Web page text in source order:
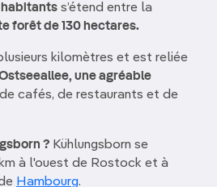
habitants s’étend entre la
forêt de 130 hectares.
kilomètres et est reliée
une agréable
cafés, de restaurants et de
? Kühlungsborn se
à l'ouest de Rostock et à
Hambourg.